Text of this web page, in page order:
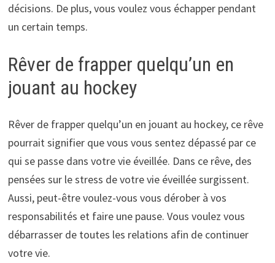
décisions. De plus, vous voulez vous échapper pendant
un certain temps.
Rêver de frapper quelqu’un en
jouant au hockey
Rêver de frapper quelqu’un en jouant au hockey, ce rêve
pourrait signifier que vous vous sentez dépassé par ce
qui se passe dans votre vie éveillée. Dans ce rêve, des
pensées sur le stress de votre vie éveillée surgissent.
Aussi, peut-être voulez-vous vous dérober à vos
responsabilités et faire une pause. Vous voulez vous
débarrasser de toutes les relations afin de continuer
votre vie.